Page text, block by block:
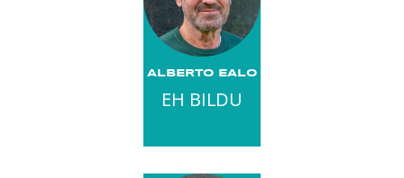
ALBERTO EALO
EH BILDU